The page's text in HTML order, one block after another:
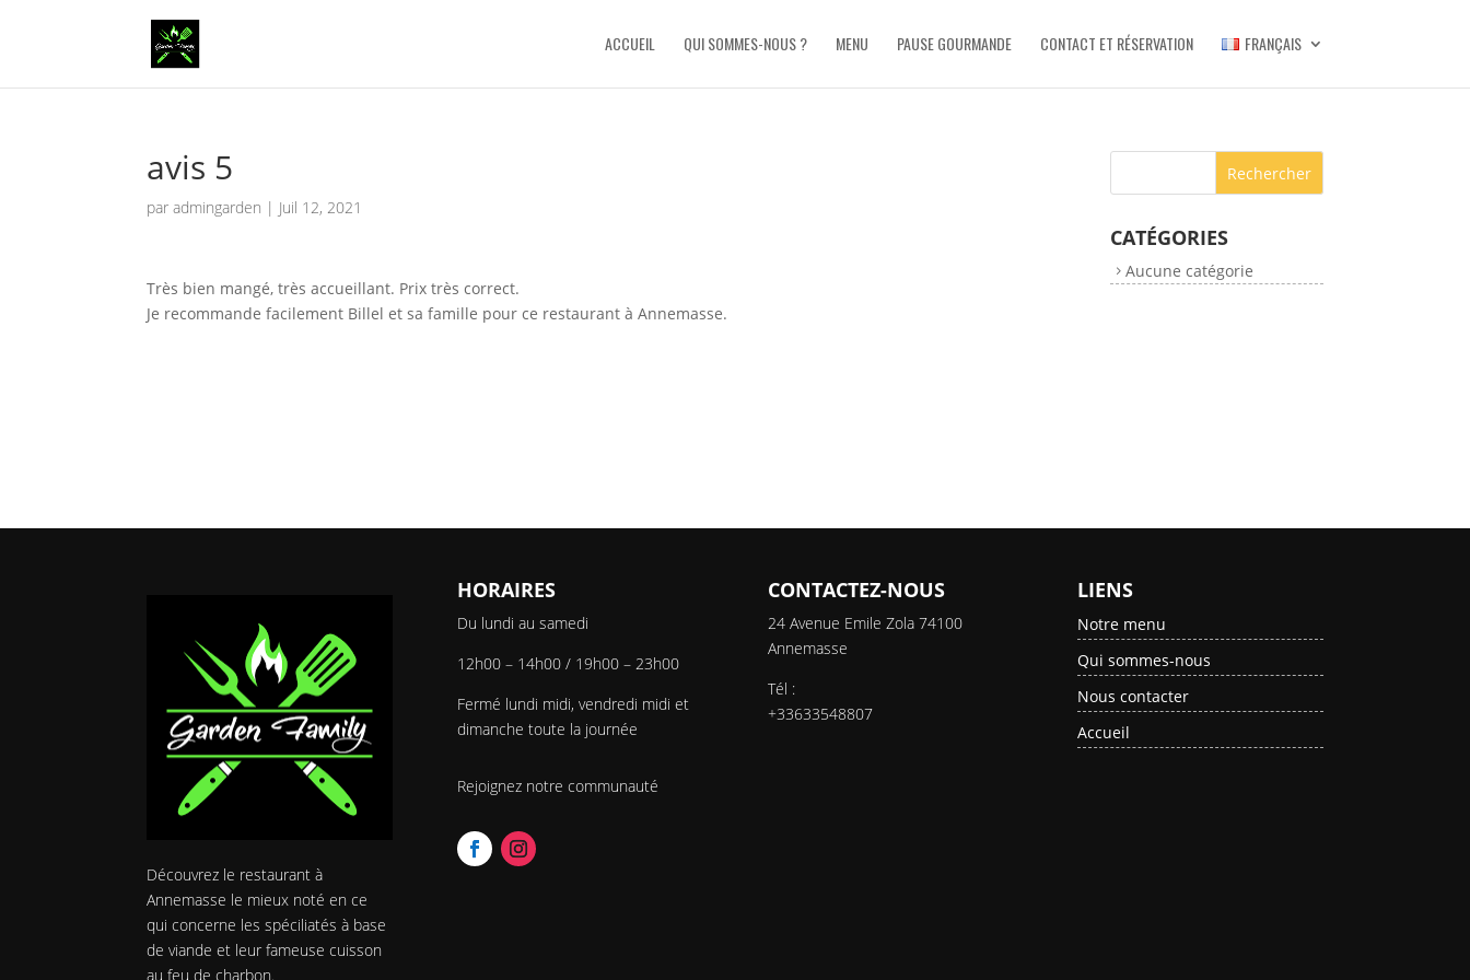
ACCUEIL QUI SOMMES-NOUS ? MENU PAUSE GOURMANDE CONTACT ET RÉSERVATION FRANÇAIS
avis 5
paradmingarden | Juil 12, 2021
Très bien mangé, très accueillant. Prix très correct.
Je recommande facilement Billel et sa famille pour ce restaurant à Annemasse.
CATÉGORIES
Aucune catégorie
Découvrez le restaurant à
Annemasse le mieux noté en ce
qui concerne les spéciliatés à base
de viande et leur fameuse cuisson
au feu de charbon.
HORAIRES
Du lundi au samedi
12h00 – 14h00 / 19h00 – 23h00
Fermé lundi midi, vendredi midi et
dimanche toute la journée
Rejoignez notre communauté
CONTACTEZ-NOUS
24 Avenue Emile Zola 74100
Annemasse
Tél :
+33633548807
LIENS
Notre menu
Qui sommes-nous
Nous contacter
Accueil